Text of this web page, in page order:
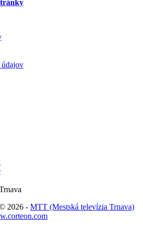
údajov
2026 - MTT (Mestská televízia Trnava)